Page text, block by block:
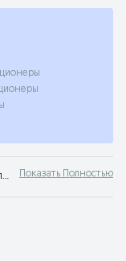
кондиционер 1 — Продажа электроники Каракалпакстан ✔️ Большой выбор новых и б/у смартфонов, наушников и аксессуаров по выгодным ценам ☝ Проверенные предложения на OLX.uz Показать Полностью